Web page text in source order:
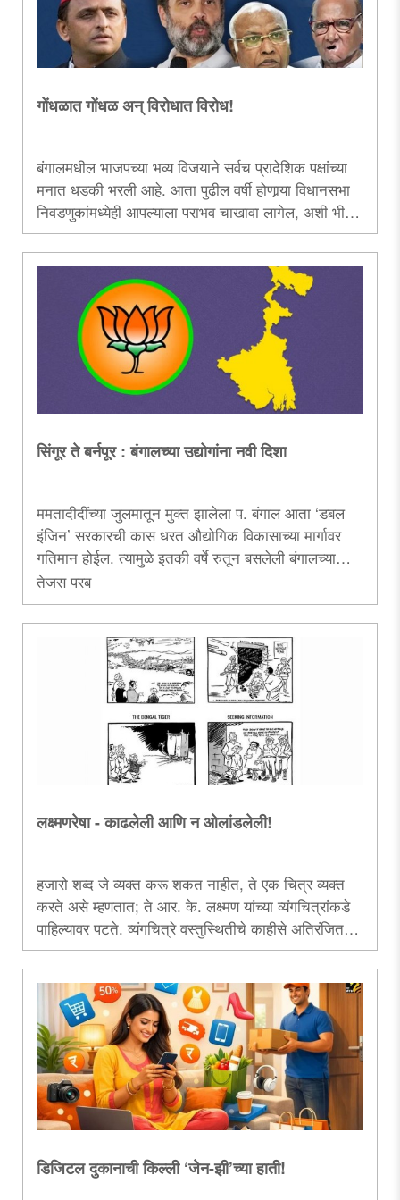
गोंधळात गोंधळ अन् विरोधात विरोध!
बंगालमधील भाजपच्या भव्य विजयाने सर्वच प्रादेशिक पक्षांच्या
मनात धडकी भरली आहे. आता पुढील वर्षी होणार्‍या विधानसभा
निवडणुकांमध्येही आपल्याला पराभव चाखावा लागेल, अशी भीती
समाजवादी पक्ष व ‘आप’च्या नेत्यांच्या मनात घर करीत आहे.
विरोधी पक्षांमध्येच पुन्हा नव्या जुळवाजुळवीची तयारी सुरू झालेली
दिसते. त्यामुळेच विरोधी पक्षांमध्येही आपला मित्र कोण आणि
गद्दार कोण, याबद्दल संभ्रमाचे चित्र स्पष्ट दिसू लागले आहे...
सिंगूर ते बर्नपूर : बंगालच्या उद्योगांना नवी दिशा
ममतादीदींच्या जुलमातून मुक्त झालेला प. बंगाल आता ‘डबल
इंजिन’ सरकारची कास धरत औद्योगिक विकासाच्या मार्गावर
गतिमान होईल. त्यामुळे इतकी वर्षे रुतून बसलेली बंगालच्या
अर्थचक्राची चाके आता रुळावर येतील. त्यानिमित्ताने भाजपच्या
नेतृत्वातील प. बंगालच्या औद्योगिक परिप्रेक्ष्यातही कसे परिवर्तन
होऊ शकते, त्याचे आकलन करणारा हा लेख.....
तेजस परब
लक्ष्मणरेषा - काढलेली आणि न ओलांडलेली!
हजारो शब्द जे व्यक्त करू शकत नाहीत, ते एक चित्र व्यक्त
करते असे म्हणतात; ते आर. के. लक्ष्मण यांच्या व्यंगचित्रांकडे
पाहिल्यावर पटते. व्यंगचित्रे वस्तुस्थितीचे काहीसे अतिरंजित
चित्रण करतात, हे खरे. मात्र, बंगालमधील राजकीय वास्तव हे
व्यंगचित्राइतकेच अतिरंजित आहे. या राजकीय वास्तवाने
बंगाली लोकांच्या सुसंस्कृतपणावरच प्रश्नचिन्ह उभे केले आहे.
त्याचे आकलन.....
डिजिटल दुकानाची किल्ली ‘जेन-झी’च्या हाती!